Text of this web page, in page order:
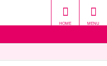
HOME MENU